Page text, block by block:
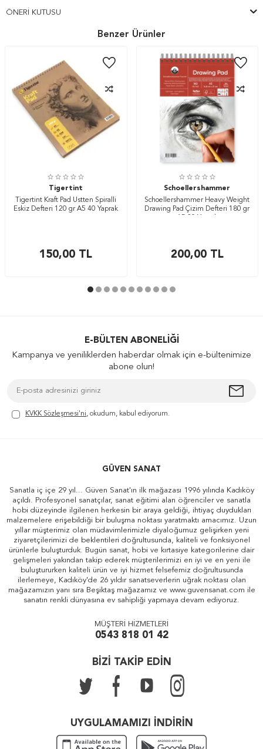
ÖNERI KUTUSU
Benzer Ürünler
Tigertint
Tigertint Kraft Pad Üstten Spiralli
Eskiz Defteri 120 gr A5 40 Yaprak
150,00 TL
Schoellershammer
Schoellershammer Heavy Weight
Drawing Pad Çizim Defteri 180 gr
200,00TL
E-BÜLTEN ABONELIĞI
Kampanya ve yeniliklerden haberdar olmak için e-bültenimize
abone olun!
KVKK Sözleşmesi'ni, okudum, kabul ediyorum.
GÜVEN SANAT
Sanatla iç içe 29 yıl... Güven Sanat'ın ilk mağazası 1996 yılında Kadıköy
açıldı. Profesyonel sanatçılar, sanat eğitimi alan öğrenciler ve sanatla
hobi düzeyinde ilgilenen herkesin bir araya geldiği, ihtiyaç duydukları
malzemelere erişebildiği bir buluşma noktası yaratmaktı amacımız. Uzun
yıllar müşterimiz olan müdavimlerimizle diyaloğumuz gelişirken yeni
ziyaretçilerimizi de beklentileri doğrultusunda, kaliteli ve fonksiyonel
ürünlerle buluşturduk. Bugün sanat, hobi ve kırtasiye kategorilerine dair
gelişmeleri yakından takip ederek müşterilerimizi en iyi ve en yeni ile
buluştururken kaliteli ürün ve iyi hizmet felsefemiz doğrultusunda
ilerlemeye, Kadıköy'de 26 yıldır sanatseverlerin uğrak noktası olan
mağazamızın yanı sıra Beşiktaş mağazamız ve www.guvensanat.com ile
sanatın renkli dünyasına ev sahipliği yapmaya devam ediyoruz.
MÜŞTERİ HİZMETLERİ
0543 818 01 42
BİZİ TAKİP EDİN
UYGULAMAMIZI İNDİRİN